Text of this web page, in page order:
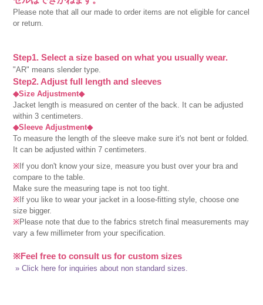
Please note that all our made to order items are not eligible for cancel
or return.
Step1. Select a size based on what you usually wear.
"AR" means slender type.
Step2. Adjust full length and sleeves
◆Size Adjustment◆
Jacket length is measured on center of the back. It can be adjusted
within 3 centimeters.
◆Sleeve Adjustment◆
To measure the length of the sleeve make sure it's not bent or folded.
It can be adjusted within 7 centimeters.
※ If you don't know your size, measure you bust over your bra and
compare to the table.
Make sure the measuring tape is not too tight.
※ If you like to wear your jacket in a loose-fitting style, choose one
size bigger.
※Please note that due to the fabrics stretch final measurements may
vary a few millimeter from your specification.
※Feel free to consult us for custom sizes
» Click here for inquiries about non standard sizes.